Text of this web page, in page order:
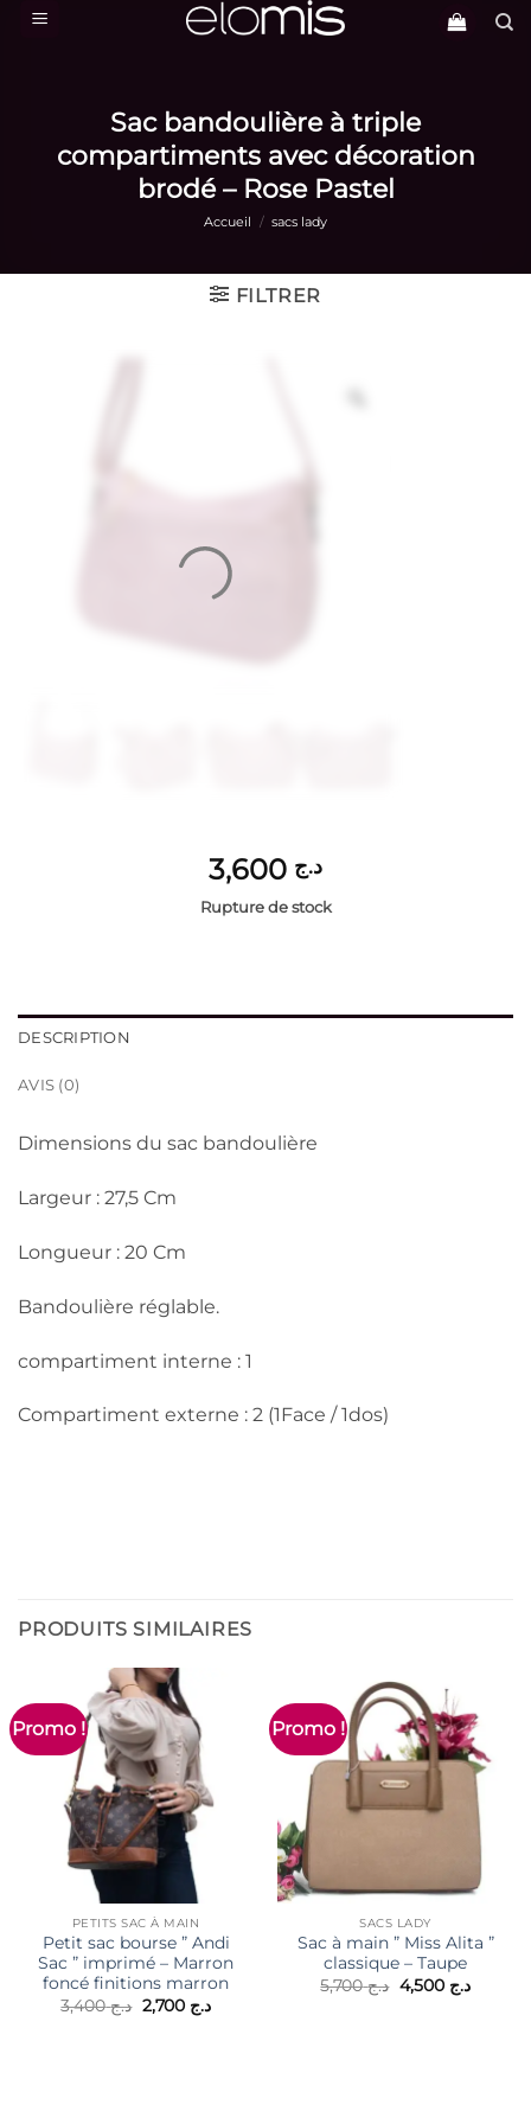
Passer
Sac bandoulière à triple
compartiments avec décoration
brodé – Rose Pastel
Accueil / sacs lady
FILTRER
د.ج
Rupture de stock
DESCRIPTION
AVIS (0)
Dimensions du sac bandoulière
Largeur : 27,5 Cm
Longueur : 20 Cm
Bandoulière réglable.
compartiment interne : 1
Compartiment externe : 2 (1Face / 1dos)
PRODUITS SIMILAIRES
Promo !
PETITS SAC À MAIN
Petit sac bourse ” Andi
Sac ” imprimé – Marron
foncé finitions marron
د.ج3,400
Le
prix
د.ج 2,700
Le
Promo !
SACS LADY
Sac à main ” Miss Alita ”
classique – Taupe
د.ج5,700
Le
prix
د.ج 4,500
Le